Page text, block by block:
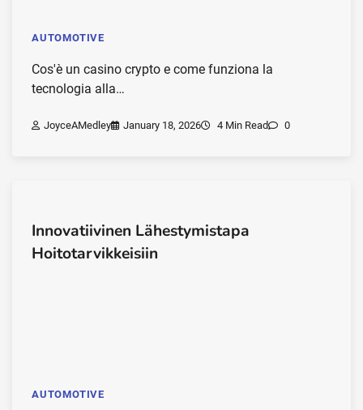
AUTOMOTIVE
Cos'è un casino crypto e come funziona la
tecnologia alla…
JoyceAMedley January 18, 2026 4 Min Read 0
Innovatiivinen Lähestymistapa
Hoitotarvikkeisiin
AUTOMOTIVE